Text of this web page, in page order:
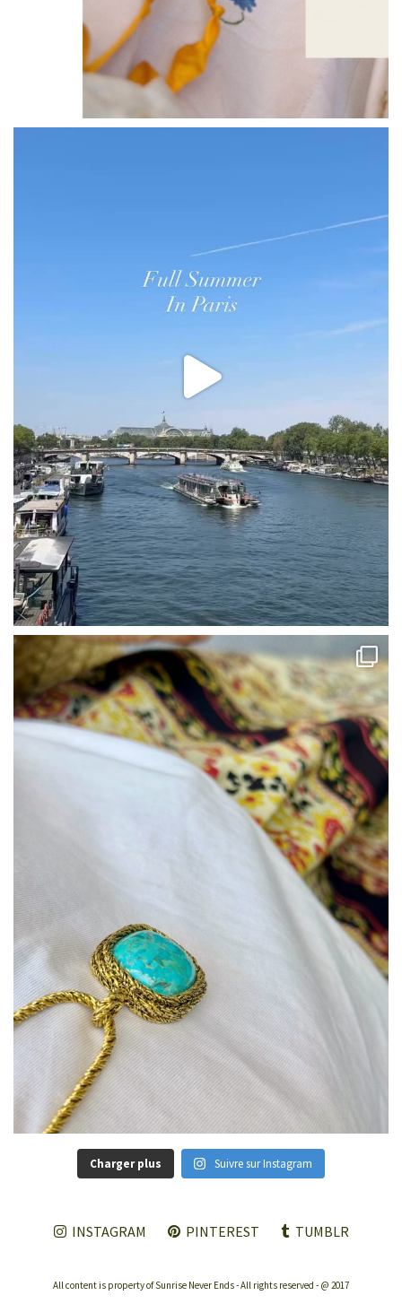
Charger plus Suivre sur Instagram
INSTAGRAM PINTEREST TUMBLR
All content is property of Sunrise Never Ends - All rights reserved - @ 2017